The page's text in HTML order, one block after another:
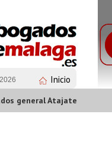
Inicio
general Atajate